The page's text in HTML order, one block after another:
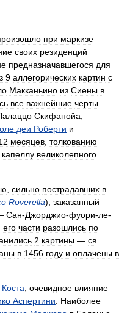
при маркизе
своих резиденций
предназначавшегося для
9 аллегорических картин с
Макканьино из Сиены в
все важнейшие черты
Скифанойа
деи Роберти и
месяцев толкованию
капеллу великолепного
сильно пострадавших в
Roverella), заказанный
Сан-Джорджио-фуори-ле-
его части разошлись по
2 картины — св
в 1456 году и оплачены в
Коста очевидное влияние
Аспертини
Наиболее